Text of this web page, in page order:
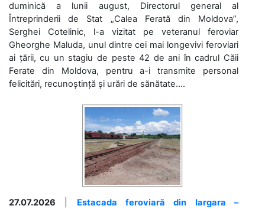
duminică a lunii august, Directorul general al
Întreprinderii de Stat „Calea Ferată din Moldova”,
Serghei Cotelinic, l-a vizitat pe veteranul feroviar
Gheorghe Maluda, unul dintre cei mai longevivi feroviari
ai țării, cu un stagiu de peste 42 de ani în cadrul Căii
Ferate din Moldova, pentru a-i transmite personal
felicitări, recunoștință și urări de sănătate....
27.07.2026
Estacada feroviară din Iargara –